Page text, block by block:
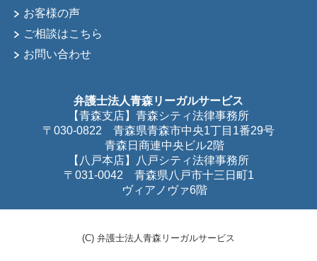
お客様の声
ご相談はこちら
お問い合わせ
弁護士法人青森リーガルサービス
【青森支店】青森シティ法律事務所
〒030-0822 青森県青森市中央1丁目1番29号
青森日商連中央ビル2階
【八戸本店】八戸シティ法律事務所
〒031-0042 青森県八戸市十三日町1
ヴィアノヴァ6階
(C) 弁護士法人青森リーガルサービス